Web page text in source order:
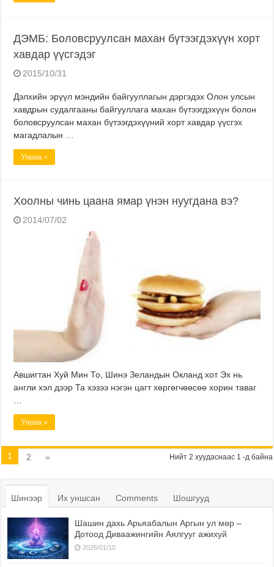
ДЭМБ: Боловсруулсан махан бүтээгдэхүүн хорт
хавдар үүсгэдэг
2015/10/31
Дэлхийн эрүүл мэндийн байгууллагын дэргэдэх Олон улсын
хавдрын судалгааны байгууллага махан бүтээгдэхүүн болон
боловсруулсан махан бүтээгдэхүүний хорт хавдар үүсгэх
магадлалын …
Унших »
Хоолны чинь цаана ямар үнэн нуугдана вэ?
2014/07/02
Авшигтан Хуй Мин То, Шинэ Зеландын Окланд хот Эх нь
англи хэл дээр Та хэзээ нэгэн цагт хөргөгчөөсөө хорин таваг
Унших »
Нийт 2 хуудаснаас 1 -д байна
1 2 »
Шинээр Их уншсан Comments Шошгууд
Шашин дахь Арьяабалын Аргын ул мөр –
Дотоод Диваажингийн Аялгууг ажихуй
2026/01/10